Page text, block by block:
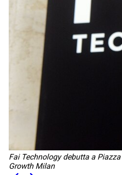
Fai Technology debutta a
Growth Milan